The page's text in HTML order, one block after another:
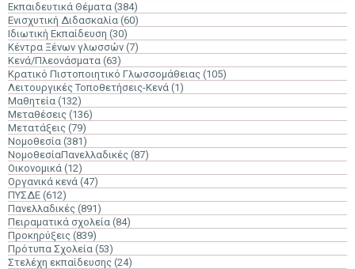
Εκπαιδευτικά Θέματα (384)
Ενισχυτική Διδασκαλία (60)
Ιδιωτική Εκπαίδευση (30)
Κέντρα Ξένων γλωσσών (7)
Κενά/Πλεονάσματα (63)
Κρατικό Πιστοποιητικό Γλωσσομάθειας (105)
Λειτουργικές Τοποθετήσεις-Κενά (1)
Μαθητεία (132)
Μεταθέσεις (136)
Μετατάξεις (79)
Νομοθεσία (381)
ΝομοθεσίαΠανελλαδικές (87)
Οικονομικά (12)
Οργανικά κενά (47)
ΠΥΣΔΕ (612)
Πανελλαδικές (891)
Πειραματικά σχολεία (84)
Προκηρύξεις (839)
Πρότυπα Σχολεία (53)
Στελέχη εκπαίδευσης (24)